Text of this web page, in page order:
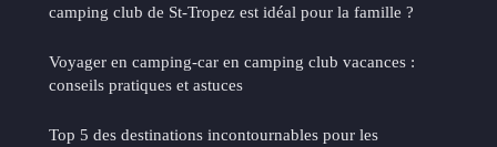
camping club de St-Tropez est idéal pour la famille ?
Voyager en camping-car en camping club vacances :
conseils pratiques et astuces
Top 5 des destinations incontournables pour les